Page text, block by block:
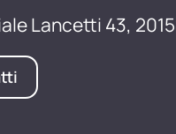
Lancetti 43,